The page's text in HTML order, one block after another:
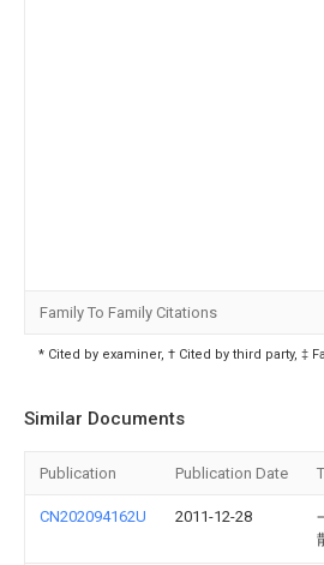
Family To Family Citations
* Cited by examiner, † Cited by third party, ‡
Similar Documents
Publication Publication Date
CN202094162U 2011-12-28